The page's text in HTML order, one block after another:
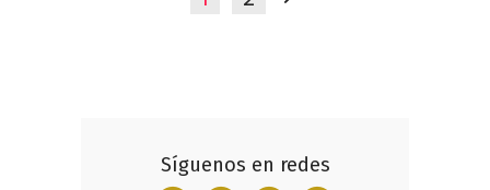
Síguenos en redes